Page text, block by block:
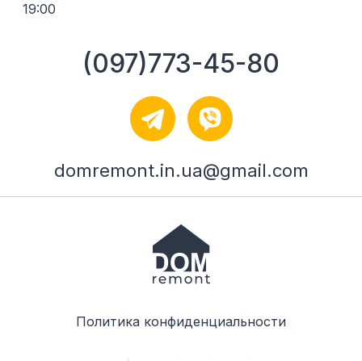
19:00
(097)773-45-80
domremont.in.ua@gmail.com
Политика конфиденциальности